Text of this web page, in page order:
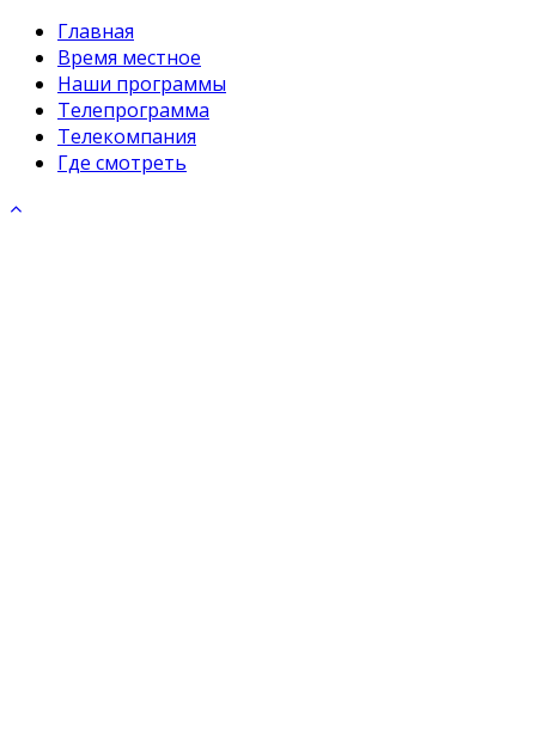
Главная
Время местное
Наши программы
Телепрограмма
Телекомпания
Где смотреть